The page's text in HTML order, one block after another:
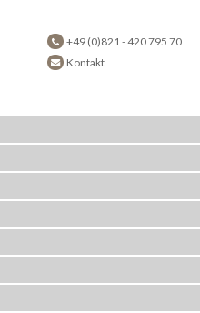
+49 (0)821 - 420 795 70
Kontakt